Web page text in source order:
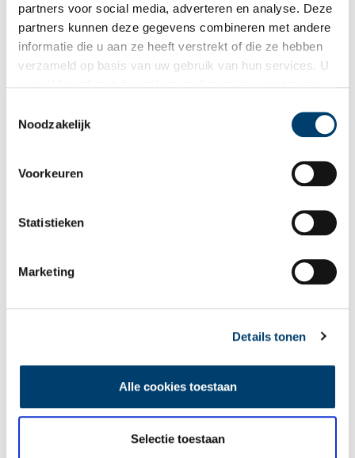
partners voor social media, adverteren en analyse. Deze
partners kunnen deze gegevens combineren met andere
informatie die u aan ze heeft verstrekt of die ze hebben
verzameld op basis van uw gebruik van hun services. U
Noodzakelijk
Voorkeuren
Statistieken
Marketing
Details tonen
Alle cookies toestaan
Selectie toestaan
Door de Straat Le Maire en langs Kaap Hoorn
Zeeman Willem Cornelisz. Schouten heeft aan het begin van de
zeventiende eeuw meerdere reizen naar Zuidoost-Azië
Kaap Hoorn in de zoektocht naar een nieuwe westelijke route
naar Indië; een enerverende reis. Maar wie mag met de eer
Wie in Nederland spoedeisende hulp nodig heeft kan rekenen
Honderd jaar geleden duurde de reis van de Wieringse
Alkmaar meer dan een halve dag. Maar, Maartje reisde anno